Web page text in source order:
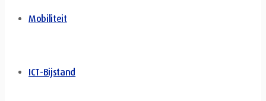
Mobiliteit
ICT-Bijstand